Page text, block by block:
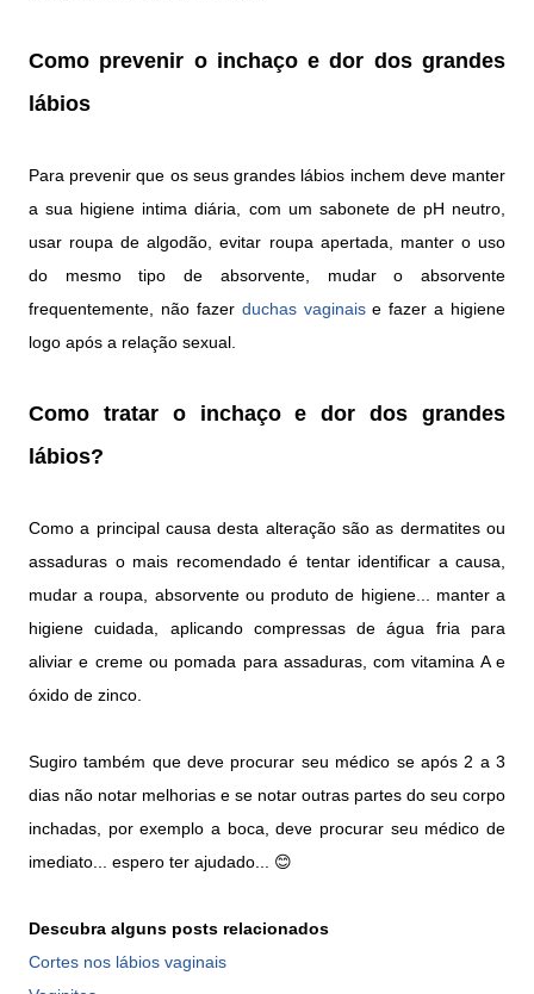
Como prevenir o inchaço e dor dos grandes
lábios
Para prevenir que os seus grandes lábios inchem deve manter
a sua higiene intima diária, com um sabonete de pH neutro,
usar roupa de algodão, evitar roupa apertada, manter o uso
do mesmo tipo de absorvente, mudar o absorvente
frequentemente, não fazer duchas vaginaisefazer a higiene
logo após a relação sexual.
Como tratar o inchaço e dor dos grandes
lábios?
Como a principal causa desta alteração são as dermatites ou
assaduras o mais recomendado é tentar identificar a causa,
mudar a roupa, absorvente ou produto de higiene... manter a
higiene cuidada, aplicando compressas de água fria para
aliviar e creme ou pomada para assaduras, com vitamina A e
óxido de zinco.
Sugiro também que deve procurar seu médico se após 2 a 3
dias não notar melhorias e se notar outras partes do seu corpo
inchadas, por exemplo a boca, deve procurar seu médico de
imediato... espero ter ajudado... 😊
Descubra alguns posts relacionados
Cortes nos lábios vaginais